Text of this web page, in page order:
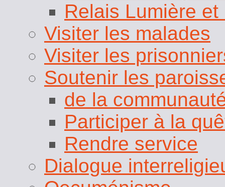
Relais Lumière
Visiter les malades
Visiter les
Soutenir les
de la
Participer à la
Rendre service
Dialogue